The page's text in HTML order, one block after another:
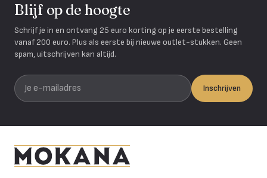
Blijf op de hoogte
Schrijf je in en ontvang 25 euro korting op je eerste bestelling
vanaf 200 euro. Plus als eerste bij nieuwe outlet-stukken. Geen
spam, uitschrijven kan altijd.
Je e-mailadres
Inschrijven